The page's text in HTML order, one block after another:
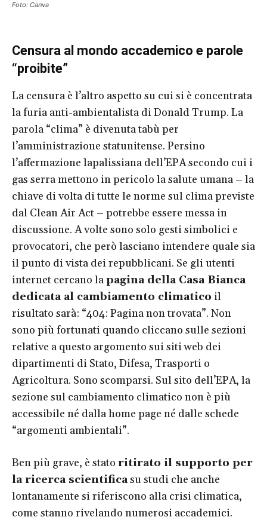
Foto: Canva
Censura al mondo accademico e parole
“proibite”
La censura è l’altro aspetto su cui si è concentrata
la furia anti-ambientalista di Donald Trump. La
parola “clima” è divenuta tabù per
l’amministrazione statunitense. Persino
l’affermazione lapalissiana dell’EPA secondo cui i
gas serra mettono in pericolo la salute umana – la
chiave di volta di tutte le norme sul clima previste
dal Clean Air Act – potrebbe essere messa in
discussione. A volte sono solo gesti simbolici e
provocatori, che però lasciano intendere quale sia
il punto di vista dei repubblicani. Se gli utenti
internet cercano lapagina della Casa Bianca
dedicata al cambiamento climatico il
risultato sarà: “404: Pagina non trovata”. Non
sono più fortunati quando cliccano sulle sezioni
relative a questo argomento sui siti web dei
dipartimenti di Stato, Difesa, Trasporti o
Agricoltura. Sono scomparsi. Sul sito dell’EPA, la
sezione sul cambiamento climatico non è più
accessibile né dalla home page né dalle schede
“argomenti ambientali”.
Ben più grave, è stato ritirato il supporto per
la ricerca scientificasu studi che anche
lontanamente si riferiscono alla crisi climatica,
come stanno rivelando numerosi accademici.